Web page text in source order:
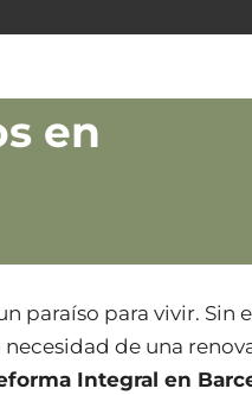
en
paraíso para vivir.
de una
Integral en